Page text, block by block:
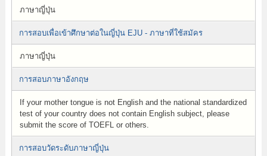
ภาษาญี่ปุ่น
การสอบเพื่อเข้าศึกษาต่อในญี่ปุ่น EJU - ภาษาที่ใช้สมัคร
ภาษาญี่ปุ่น
การสอบภาษาอังกฤษ
If your mother tongue is not English and the national standardized
test of your country does not contain English subject, please
submit the score of TOEFL or others.
การสอบวัดระดับภาษาญี่ปุ่น